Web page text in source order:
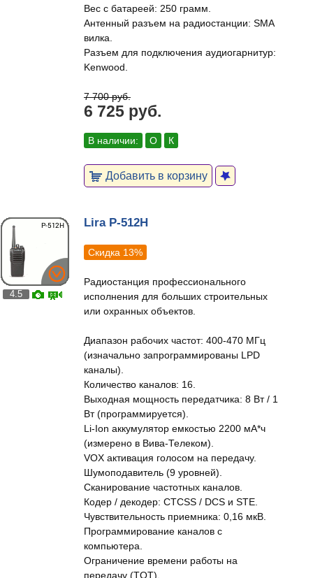
Вес с батареей: 250 грамм.
Антенный разъем на радиостанции: SMA
вилка.
Разъем для подключения аудиогарнитур:
Kenwood.
7 700 руб.
6 725 руб.
В наличии: О К
Добавить в корзину
4.5
Lira P-512H
Скидка 13%
Радиостанция профессионального
исполнения для больших строительных
или охранных объектов.
Диапазон рабочих частот: 400-470 МГц
(изначально запрограммированы LPD
каналы).
Количество каналов: 16.
Выходная мощность передатчика: 8 Вт / 1
Вт (программируется).
Li-Ion аккумулятор емкостью 2200 мА*ч
(измерено в Вива-Телеком).
VOX активация голосом на передачу.
Шумоподавитель (9 уровней).
Сканирование частотных каналов.
Кодер / декодер: CTCSS / DCS и STE.
Чувствительность приемника: 0,16 мкВ.
Программирование каналов с
компьютера.
Ограничение времени работы на
передачу (TOT).